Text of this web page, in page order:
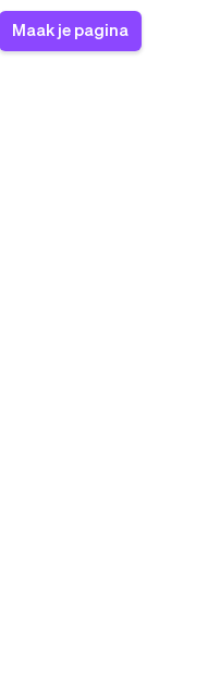
Maak je pagina